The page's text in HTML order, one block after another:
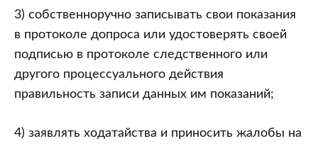
3) собственноручно записывать свои показания
в протоколе допроса или удостоверять своей
подписью в протоколе следственного или
другого процессуального действия
правильность записи данных им показаний;
4) заявлять ходатайства и приносить жалобы на